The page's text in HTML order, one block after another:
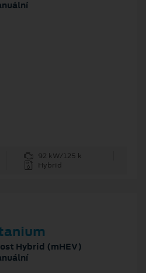
92 kW/125 k
Hybrid
Hybrid (mHEV)